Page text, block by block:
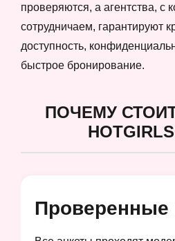
проверяются, а агентства, с
сотрудничаем, гарантируют
доступность,
быстрое бронирование.
ПОЧЕМУ